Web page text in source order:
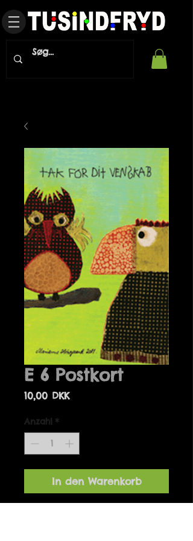
E 6 Postkort
10,00 DKKPreis
Anzahl *
In den Warenkorb